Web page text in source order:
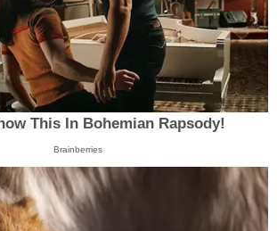
This In Bohemian Rapsody!
Brainberries